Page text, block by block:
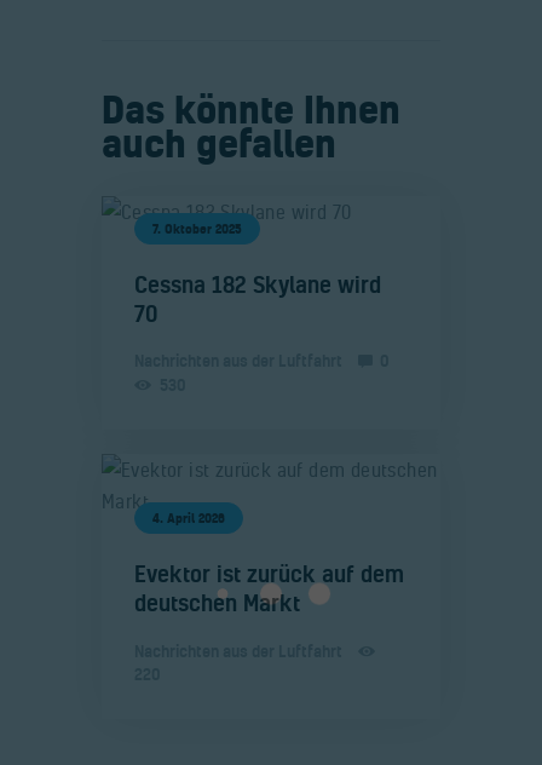
Das könnte Ihnen
auch gefallen
7. Oktober 2025
​Cessna 182 Skylane wird
70
4. April 2026
​Evektor ist zurück auf dem
deutschen Markt